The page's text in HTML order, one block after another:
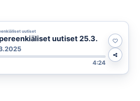
uutiset
uutiset 25.3.
4:24